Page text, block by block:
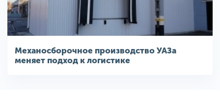
Механосборочное производство УАЗа
меняет подход к логистике